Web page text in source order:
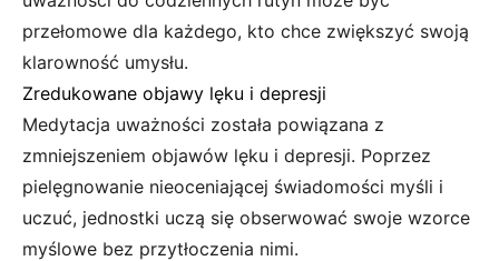
przełomowe dla każdego, kto chce zwiększyć swoją
klarowność umysłu.
Zredukowane objawy lęku i depresji
Medytacja uważności została powiązana z
zmniejszeniem objawów lęku i depresji. Poprzez
pielęgnowanie nieoceniającej świadomości myśli i
uczuć, jednostki uczą się obserwować swoje wzorce
myślowe bez przytłoczenia nimi.